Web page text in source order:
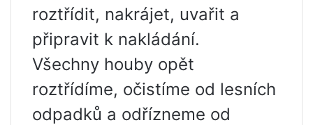
roztřídit, nakrájet, uvařit a
připravit k nakládání.
Všechny houby opět
roztřídíme, očistíme od lesních
odpadků a odřízneme od